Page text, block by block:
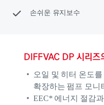
손쉬운 유지보수
DIFFVAC DP 시리즈
오일 및 히터 온도
확장하는 펌프 모니
EEC* 에너지 절감